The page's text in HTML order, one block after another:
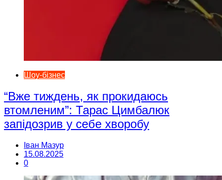
Шоу-бізнес
“Вже тиждень, як прокидаюсь
втомленим”: Тарас Цимбалюк
запідозрив у себе хворобу
Іван Мазур
15.08.2025
0